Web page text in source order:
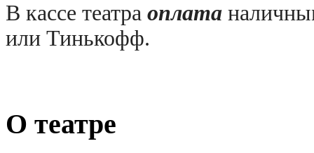
В кассе театра оплата
или Тинькофф.
О театре